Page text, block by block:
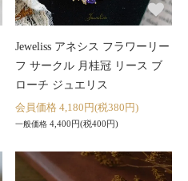
Jeweliss アネシス フラワーリー
フ サークル 月桂冠 リース ブ
ローチ ジュエリス
会員価格 4,180円(税380円)
一般価格 4,400円(税400円)